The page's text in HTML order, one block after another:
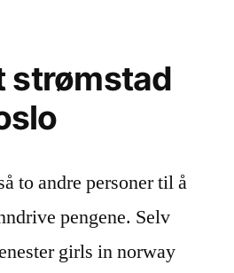
strømstad
to andre personer til å
pengene. Selv
girls in norway